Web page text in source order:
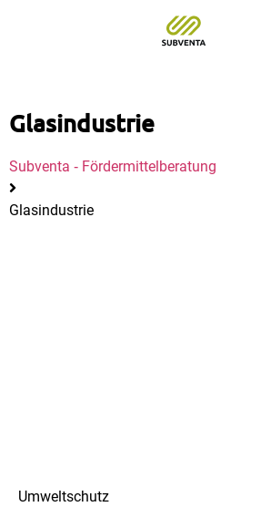
Glasindustrie
Subventa ‐ Fördermittelberatung
Glasindustrie
Umweltschutz